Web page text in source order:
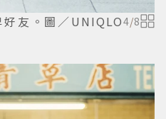
友。圖／UNIQLO4/8